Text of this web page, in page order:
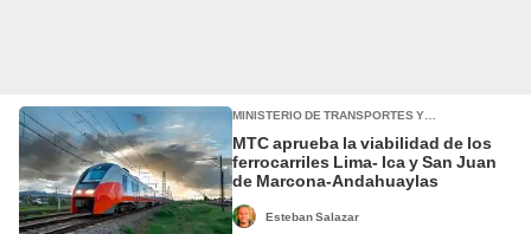
MINISTERIO DE TRANSPORTES Y
MTC aprueba la viabilidad de los
ferrocarriles Lima- Ica y San Juan
de Marcona-Andahuaylas
Esteban Salazar